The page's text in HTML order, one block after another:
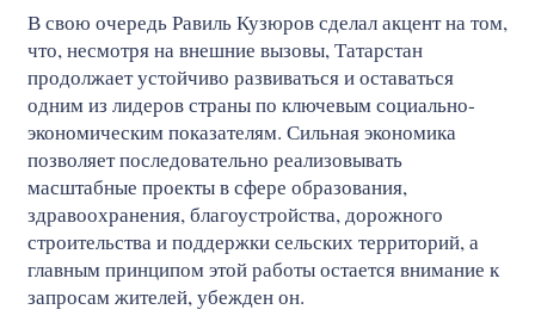
В свою очередь Равиль Кузюров сделал акцент на том,
что, несмотря на внешние вызовы, Татарстан
продолжает устойчиво развиваться и оставаться
одним из лидеров страны по ключевым социально-
экономическим показателям. Сильная экономика
позволяет последовательно реализовывать
масштабные проекты в сфере образования,
здравоохранения, благоустройства, дорожного
строительства и поддержки сельских территорий, а
главным принципом этой работы остается внимание к
запросам жителей, убежден он.